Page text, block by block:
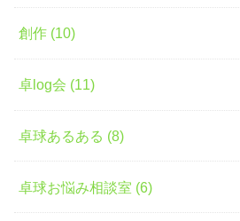
創作 (10)
卓log会 (11)
卓球あるある (8)
卓球お悩み相談室 (6)